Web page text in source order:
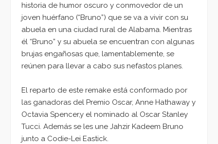
historia de humor oscuro y conmovedor de un
joven huérfano (“Bruno”) que se va a vivir con su
abuela en una ciudad rural de Alabama. Mientras
él “Bruno” y su abuela se encuentran con algunas
brujas engañosas que, lamentablemente, se
reúnen para llevar a cabo sus nefastos planes.
El reparto de este remake está conformado por
las ganadoras del Premio Oscar, Anne Hathaway y
Octavia Spencer,y el nominado al Oscar Stanley
Tucci. Además se les une Jahzir Kadeem Bruno
junto a Codie-Lei Eastick.